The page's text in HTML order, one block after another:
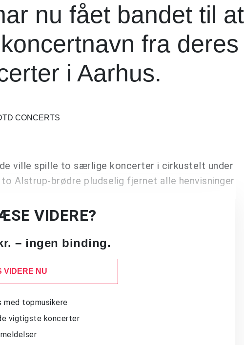
nu fået bandet til at
fra deres
i Aarhus.
CONCERTS
ville spille to særlige koncerter i cirkustelt under
to Alstrup-brødre pludselig fjernet alle henvisninger
VIDERE?
– ingen binding.
NU
med topmusikere
vigtigste koncerter